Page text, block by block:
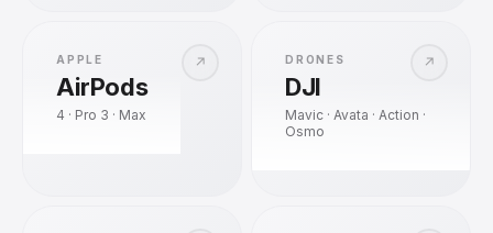
↗
APPLE
AirPods
4 · Pro 3 · Max
↗
DRONES
DJI
Mavic · Avata · Action ·
Osmo